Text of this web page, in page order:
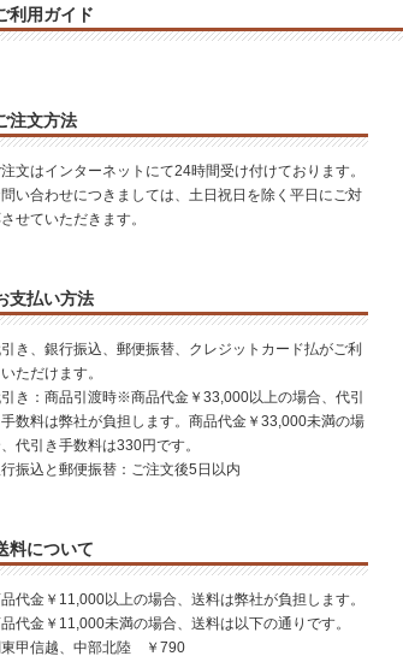
利用ガイド
注文方法
文はインターネットにて24時間受け付けております。
い合わせにつきましては、土日祝日を除く平日にご対
せていただきます。
支払い方法
き、銀行振込、郵便振替、クレジットカード払がご利
ただけます。
き：商品引渡時※商品代金￥33,000以上の場合、代引
数料は弊社が負担します。商品代金￥33,000未満の場
代引き手数料は330円です。
振込と郵便振替：ご注文後5日以内
料について
代金￥11,000以上の場合、送料は弊社が負担します。
代金￥11,000未満の場合、送料は以下の通りです。
甲信越、中部北陸 ￥790